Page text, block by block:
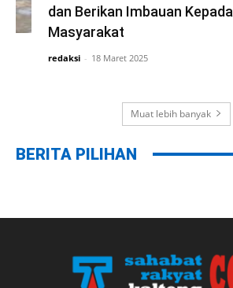
dan Berikan Imbauan Kepada
Masyarakat
redaksi - 18 Maret 2025
Muat lebih banyak
BERITA PILIHAN